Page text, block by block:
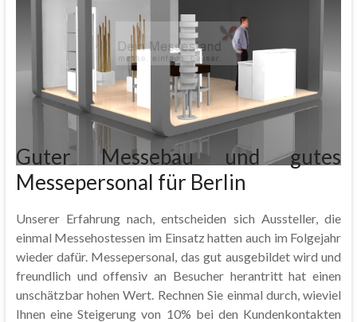
Guter Messebau und gutes
Messepersonal für Berlin
Unserer Erfahrung nach, entscheiden sich Aussteller, die
einmal Messehostessen im Einsatz hatten auch im Folgejahr
wieder dafür. Messepersonal, das gut ausgebildet wird und
freundlich und offensiv an Besucher herantritt hat einen
unschätzbar hohen Wert. Rechnen Sie einmal durch, wieviel
Ihnen eine Steigerung von 10% bei den Kundenkontakten